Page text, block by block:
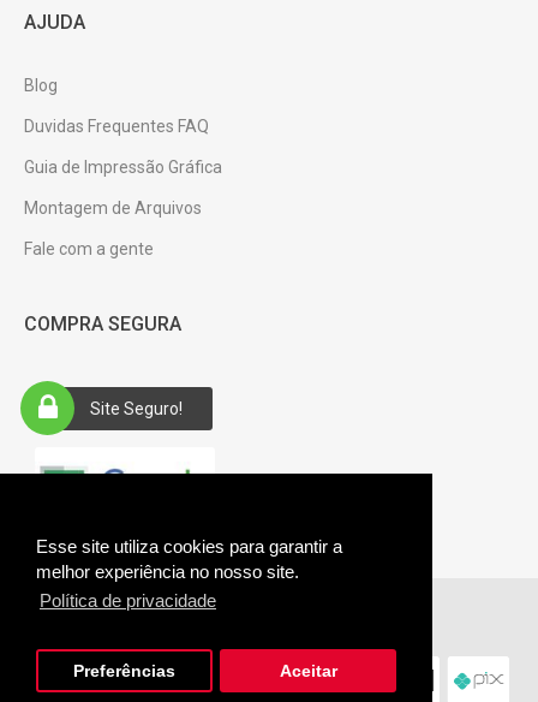
Esse site utiliza cookies para garantir a
melhor experiência no nosso site.
Política de privacidade
Preferências Aceitar
AJUDA
Blog
Duvidas Frequentes FAQ
Guia de Impressão Gráfica
Montagem de Arquivos
Fale com a gente
COMPRA SEGURA
Site Seguro!
Giftus © 2026. CNPJ: 28.485.361/0001-94.